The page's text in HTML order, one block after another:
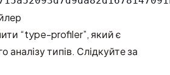
“type-profiler”, який є
аналізу типів. Слідкуйте за